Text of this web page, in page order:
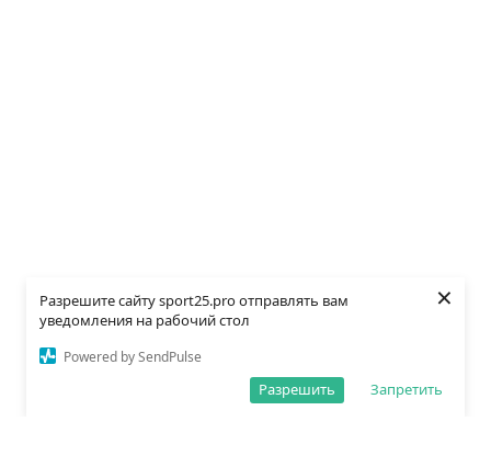
Разрешите сайту sport25.pro отправлять вам
уведомления на рабочий стол
Powered by SendPulse
Запретить
Разрешить
×